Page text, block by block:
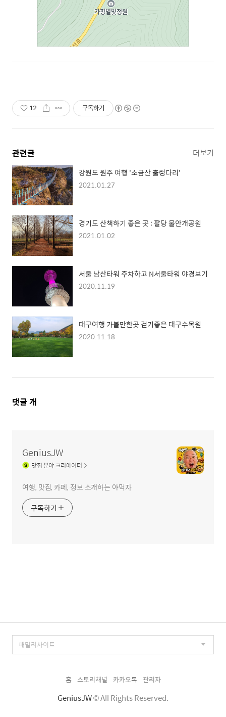
12 구독하기
관련글 더보기
강원도 원주 여행 '소금산 출렁다리'
2021.01.27
경기도 산책하기 좋은 곳 : 팔당 물안개공원
2021.01.02
서울 남산타워 주차하고 N서울타워 야경보기
2020.11.19
대구여행 가볼만한곳 걷기좋은 대구수목원
2020.11.18
댓
댓글 개
GeniusJW
맛집분야 크리에이터
여행, 맛집, 카페, 정보 소개하는 야먹자
구독하기
홈 스토리채널 카카오톡 관리자
GeniusJW© All Rights Reserved.